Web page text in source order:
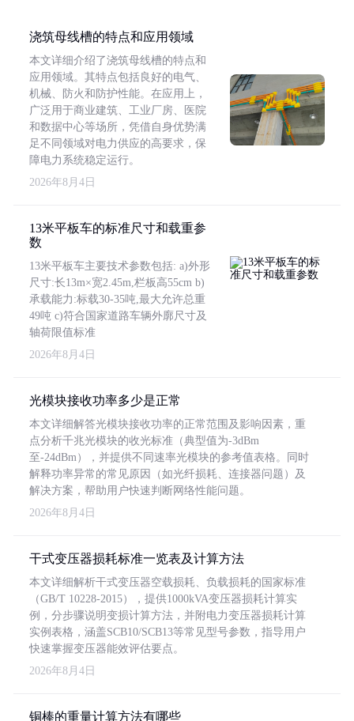
浇筑母线槽的特点和应用领域
本文详细介绍了浇筑母线槽的特点和
应用领域。其特点包括良好的电气、
机械、防火和防护性能。在应用上，
广泛用于商业建筑、工业厂房、医院
和数据中心等场所，凭借自身优势满
足不同领域对电力供应的高要求，保
障电力系统稳定运行。
2026年8月4日
13米平板车的标准尺寸和载重参
数
13米平板车主要技术参数包括: a)外形
尺寸:长13m×宽2.45m,栏板高55cm b)
承载能力:标载30-35吨,最大允许总重
49吨 c)符合国家道路车辆外廓尺寸及
轴荷限值标准
2026年8月4日
光模块接收功率多少是正常
本文详细解答光模块接收功率的正常范围及影响因素，重
点分析千兆光模块的收光标准（典型值为-3dBm
至-24dBm），并提供不同速率光模块的参考值表格。同时
解释功率异常的常见原因（如光纤损耗、连接器问题）及
解决方案，帮助用户快速判断网络性能问题。
2026年8月4日
干式变压器损耗标准一览表及计算方法
本文详细解析干式变压器空载损耗、负载损耗的国家标准
（GB/T 10228-2015），提供1000kVA变压器损耗计算实
例，分步骤说明变损计算方法，并附电力变压器损耗计算
实例表格，涵盖SCB10/SCB13等常见型号参数，指导用户
快速掌握变压器能效评估要点。
2026年8月4日
铜棒的重量计算方法有哪些